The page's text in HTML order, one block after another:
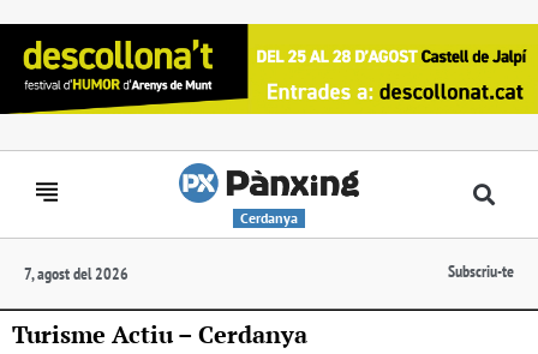
Cerdanya
7, agost del 2026 Subscriu-te
Turisme Actiu – Cerdanya